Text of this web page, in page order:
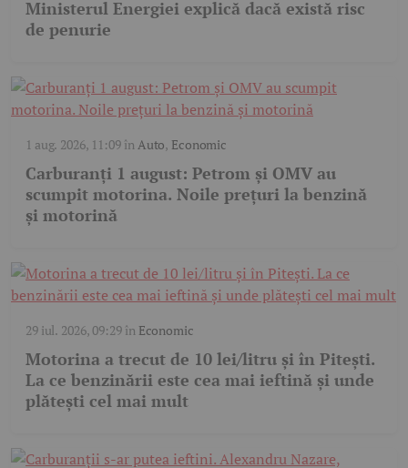
Ministerul Energiei explică dacă există risc
de penurie
1 aug. 2026, 11:09înAuto, Economic
Carburanți 1 august: Petrom și OMV au
scumpit motorina. Noile prețuri la benzină
și motorină
29 iul. 2026, 09:29în Economic
Motorina a trecut de 10 lei/litru și în Pitești.
La ce benzinării este cea mai ieftină și unde
plătești cel mai mult